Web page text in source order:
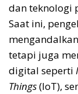
dan teknologi
Saat ini,
tetapi juga
digital seperti
Things(IoT),